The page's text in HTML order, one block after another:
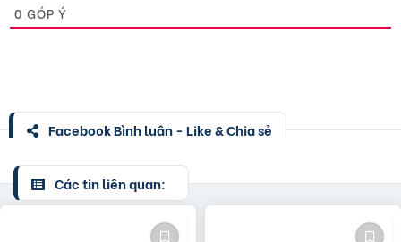
0 GÓP Ý
Facebook Bình luận - Like & Chia sẻ
Các tin liên quan: